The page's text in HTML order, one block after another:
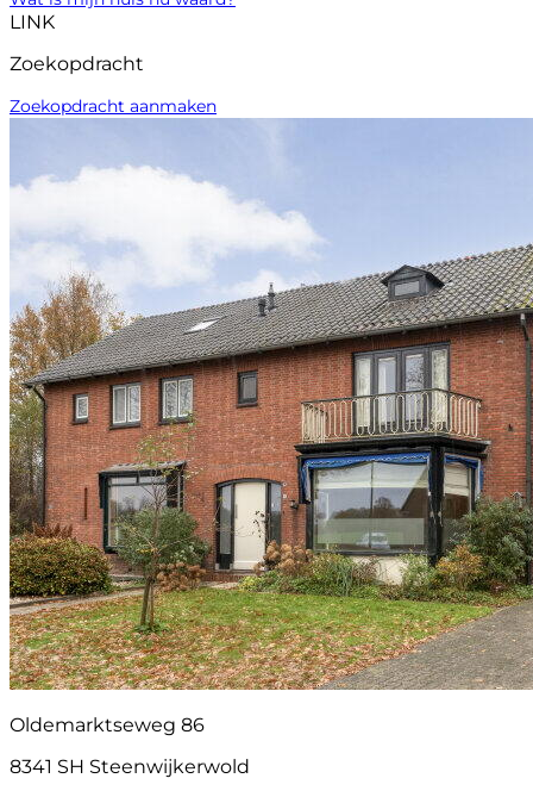
LINK
Zoekopdracht
Zoekopdracht aanmaken
Oldemarktseweg 86
8341 SH Steenwijkerwold